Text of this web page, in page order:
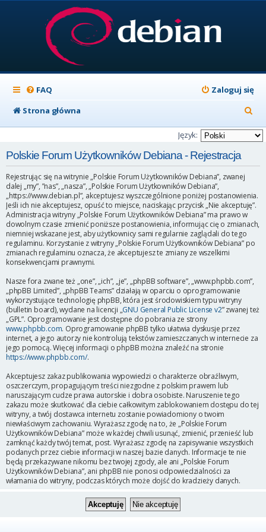
FAQ
Zaloguj się
Strona główna
z
u
j
Język:
Polskie Forum Użytkowników Debiana - Rejestracja
Rejestrując się na witrynie „Polskie Forum Użytkowników Debiana”, zwanej
dalej „my”, ”nas”, „nasza”, „Polskie Forum Użytkowników Debiana”,
„https://www.debian.pl”, akceptujesz wyszczególnione poniżej postanowienia.
Jeśli ich nie akceptujesz, opuść to miejsce, naciskając przycisk „Nie akceptuję”.
Administracja witryny „Polskie Forum Użytkowników Debiana” ma prawo w
dowolnym czasie zmienić poniższe postanowienia, informując cię o zmianach,
niemniej wskazane jest, aby użytkownicy sami regularnie zaglądali do tego
regulaminu. Korzystanie z witryny „Polskie Forum Użytkowników Debiana” po
zmianach regulaminu oznacza, że akceptujesz te zmiany ze wszelkimi
konsekwencjami prawnymi.
Nasze fora zwane też „one”, „ich”, „je”, „phpBB software”, „www.phpbb.com”,
„phpBB Limited”, „phpBB Teams” działają w oparciu o oprogramowanie
wykorzystujące technologię phpBB, która jest środowiskiem typu witryny
(bulletin board), wydane na licencji „GNU General Public License v2” zwanej też
„GPL”. Oprogramowanie jest dostępne do pobrania ze strony
www.phpbb.com. Oprogramowanie phpBB tylko ułatwia dyskusje przez
internet, a jego autorzy nie kontrolują tekstów zamieszczanych w internecie za
jego pomocą. Więcej informacji o phpBB można znaleźć na stronie
https://www.phpbb.com/.
Akceptujesz zakaz publikowania wypowiedzi o charakterze obraźliwym,
oszczerczym, propagującym treści niezgodne z polskim prawem lub
naruszającym cudze prawa autorskie i dobra osobiste. Naruszenie tego
zakazu może skutkować dla ciebie całkowitym zablokowaniem dostępu do tej
witryny, a twój dostawca internetu zostanie powiadomiony o twoim
niewłaściwym zachowaniu. Wyrażasz zgodę na to, że „Polskie Forum
Użytkowników Debiana” może w każdej chwili usunąć, zmienić, przenieść lub
zamknąć każdy twój temat, post. Wyrażasz zgodę na zapisywanie wszystkich
podanych przez ciebie informacji w naszej bazie danych. Informacje te nie
będą przekazywane nikomu bez twojej zgody, ale ani „Polskie Forum
Użytkowników Debiana”, ani phpBB nie ponosi odpowiedzialności za
włamania do witryny, podczas których może dojść do kradzieży danych.